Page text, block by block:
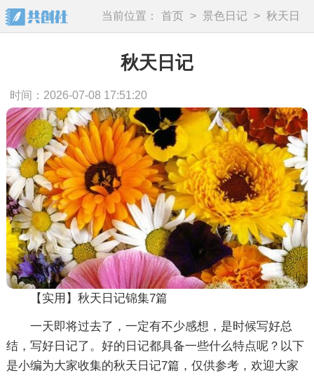
当前位置： 首页 > 景色日记 > 秋天日
记
秋天日记
时间：2026-07-08 17:51:20
【实用】秋天日记锦集7篇
一天即将过去了，一定有不少感想，是时候写好总
结，写好日记了。好的日记都具备一些什么特点呢？以下
是小编为大家收集的秋天日记7篇，仅供参考，欢迎大家